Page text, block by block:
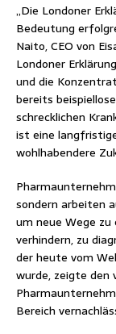
„Die Londoner
Bedeutung
Naito, CEO von
Londoner
und die
bereits
schrecklichen
ist eine
wohlhabendere
sondern arbeiten
um neue Wege
verhindern, zu
der heute vom
wurde, zeigte den
Bereich